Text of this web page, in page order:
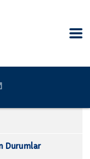
Durumlar